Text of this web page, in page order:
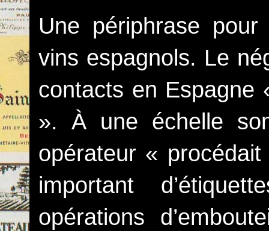
Une périphrase
vins espagnols. Le
contacts en Espagne
». À une échelle
opérateur « procédait
important
opérations